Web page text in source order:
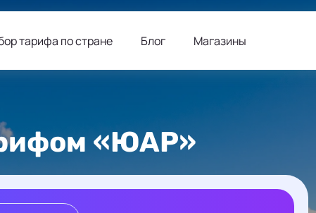
тарифа по стране Блог Магазины
«ЮАР»